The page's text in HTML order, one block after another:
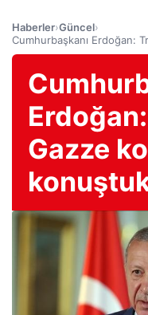
Haberler›Güncel›
Cumhurbaşkanı Erdoğan:
Gazze